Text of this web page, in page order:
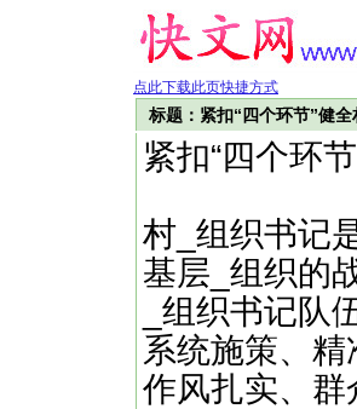
点此下载此页快捷方式
标题：紧扣“四个环节”健
紧扣“四个环
村_组织书记
基层_组织的
_组织书记队
系统施策、
作风扎实、